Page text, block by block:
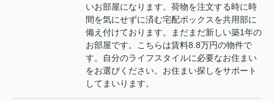
いお部屋になります。荷物を注文する時に時
間を気にせずに済む宅配ボックスを共用部に
備え付けております。まだまだ新しい築1年の
お部屋です。こちらは賃料8.8万円の物件で
す。自分のライフスタイルに必要なお住まい
をお選びください。お住まい探しをサポート
してまいります。